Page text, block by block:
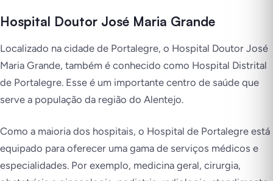
Hospital Doutor José Maria Grande
Localizado na cidade de Portalegre, o Hospital Doutor José
Maria Grande, também é conhecido como Hospital Distrital
de Portalegre. Esse é um importante centro de saúde que
serve a população da região do Alentejo.
Como a maioria dos hospitais, o Hospital de Portalegre está
equipado para oferecer uma gama de serviços médicos e
especialidades. Por exemplo, medicina geral, cirurgia,